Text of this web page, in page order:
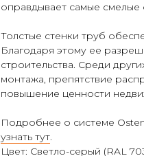
оправдывает самые смелые
Толстые стенки труб
Благодаря этому ее
строительства. Среди
монтажа, препятствие
повышение ценности
Подробнее о системе
узнать тут.
Цвет: Светло-серый (RAL